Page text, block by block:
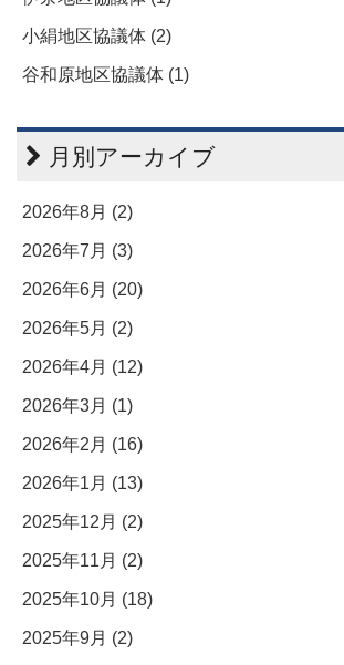
小絹地区協議体 (2)
谷和原地区協議体 (1)
月別アーカイブ
2026年8月 (2)
2026年7月 (3)
2026年6月 (20)
2026年5月 (2)
2026年4月 (12)
2026年3月 (1)
2026年2月 (16)
2026年1月 (13)
2025年12月 (2)
2025年11月 (2)
2025年10月 (18)
2025年9月 (2)